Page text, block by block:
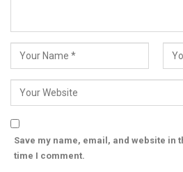
Save my name, email, and website in
time I comment.